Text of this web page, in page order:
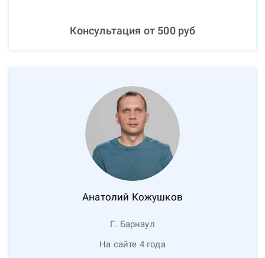
Консультация от 500руб
Анатолий Кожушков
Г. Барнаул
На сайте 4 года